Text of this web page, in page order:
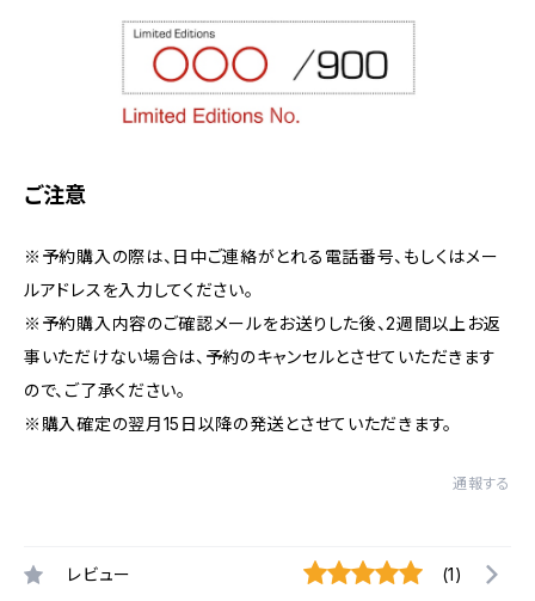
ご注意
※予約購入の際は、日中ご連絡がとれる電話番号、もしくはメー
ルアドレスを入力してください。
※予約購入内容のご確認メールをお送りした後、2週間以上お返
事いただけない場合は、予約のキャンセルとさせていただきます
ので、ご了承ください。
※購入確定の翌月15日以降の発送とさせていただきます。
通報する
レビュー (1)